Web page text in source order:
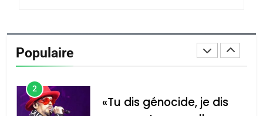
Populaire
2
«Tu dis génocide, je dis